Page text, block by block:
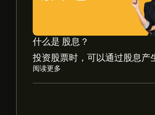
什么是 股息？
投资股票时，可以通过股息产
阅读更多
分析师根据市场趋势、财务
Targa Resources Corp 市值为